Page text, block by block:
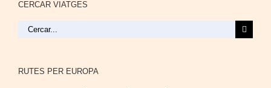
CERCAR VIATGES
Cerca
RUTES PER EUROPA